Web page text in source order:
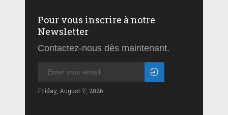
Pour vous inscrire à notre
Newsletter
Contactez-nous dès maintenant.
Friday, August 7, 2026